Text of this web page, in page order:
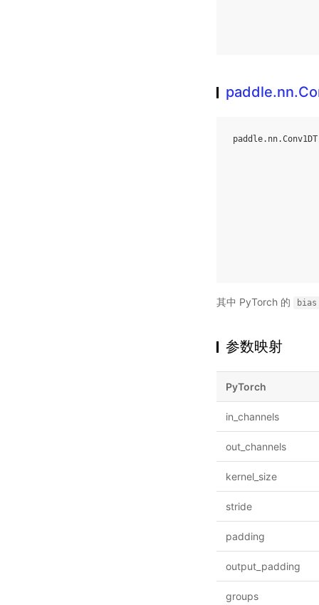
paddle. nn.
其中 PyTorch 的 bias
参数映射
PyTorch
in_channels
out_channels
kernel_size
stride
padding
output_padding
groups